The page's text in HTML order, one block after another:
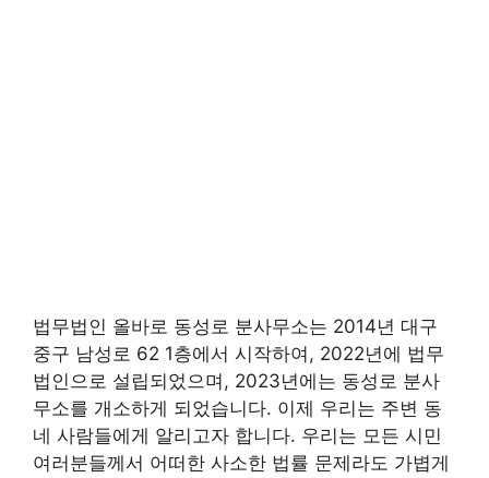
법무법인 올바로 동성로 분사무소는 2014년 대구
중구 남성로 62 1층에서 시작하여, 2022년에 법무
법인으로 설립되었으며, 2023년에는 동성로 분사
무소를 개소하게 되었습니다. 이제 우리는 주변 동
네 사람들에게 알리고자 합니다. 우리는 모든 시민
여러분들께서 어떠한 사소한 법률 문제라도 가볍게